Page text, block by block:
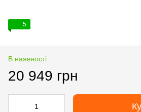
5
В наявності
20 949 грн